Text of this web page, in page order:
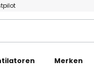
Merken